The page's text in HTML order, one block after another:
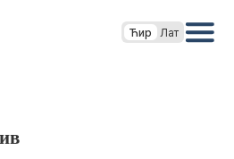
Ћир Лат